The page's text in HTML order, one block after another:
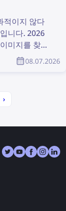
적이지 않다
니다. 2026
미지를 찾아
08.07.2026
›